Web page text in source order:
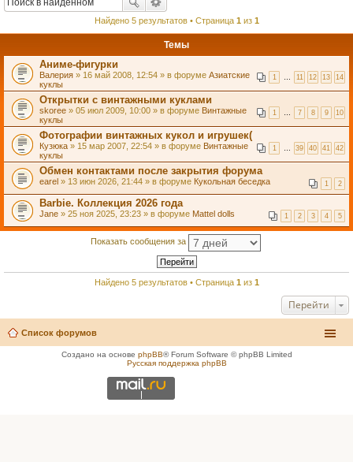
Найдено 5 результатов • Страница 1 из 1
Темы
Аниме-фигурки
1 11 12 13 14
Валерия » 16 май 2008, 12:54 » в форуме Азиатские
куклы
Открытки с винтажными куклами
1 7 8 9 10
skoree » 05 июл 2009, 10:00 » в форуме Винтажные
куклы
Фотографии винтажных кукол и игрушек(
1 39 40 41 42
Кузюка » 15 мар 2007, 22:54 » в форуме Винтажные
куклы
Обмен контактами после закрытия форума
1 2
earel » 13 июн 2026, 21:44 » в форуме Кукольная беседка
Barbie. Коллекция 2026 года
1 2 3 4 5
Jane » 25 ноя 2025, 23:23 » в форуме Mattel dolls
Показать сообщения за
Найдено 5 результатов • Страница 1 из 1
Перейти
Список форумов
Создано на основе phpBB® Forum Software © phpBB Limited
Русская поддержка phpBB